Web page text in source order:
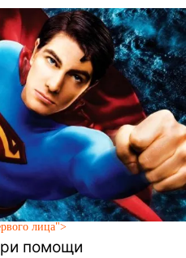
лица">
помощи